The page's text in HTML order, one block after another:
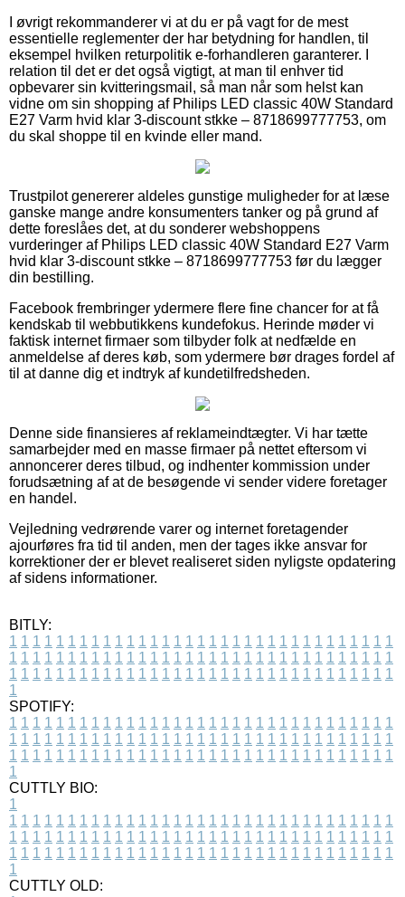
I øvrigt rekommanderer vi at du er på vagt for de mest
essentielle reglementer der har betydning for handlen, til
eksempel hvilken returpolitik e-forhandleren garanterer. I
relation til det er det også vigtigt, at man til enhver tid
opbevarer sin kvitteringsmail, så man når som helst kan
vidne om sin shopping af Philips LED classic 40W Standard
E27 Varm hvid klar 3-discount stkke – 8718699777753, om
du skal shoppe til en kvinde eller mand.
Trustpilot genererer aldeles gunstige muligheder for at læse
ganske mange andre konsumenters tanker og på grund af
dette foreslåes det, at du sonderer webshoppens
vurderinger af Philips LED classic 40W Standard E27 Varm
hvid klar 3-discount stkke – 8718699777753 før du lægger
din bestilling.
Facebook frembringer ydermere flere fine chancer for at få
kendskab til webbutikkens kundefokus. Herinde møder vi
faktisk internet firmaer som tilbyder folk at nedfælde en
anmeldelse af deres køb, som ydermere bør drages fordel af
til at danne dig et indtryk af kundetilfredsheden.
Denne side finansieres af reklameindtægter. Vi har tætte
samarbejder med en masse firmaer på nettet eftersom vi
annoncerer deres tilbud, og indhenter kommission under
forudsætning af at de besøgende vi sender videre foretager
en handel.
Vejledning vedrørende varer og internet foretagender
ajourføres fra tid til anden, men der tages ikke ansvar for
korrektioner der er blevet realiseret siden nyligste opdatering
af sidens informationer.
BITLY:
1 1 1 1 1 1 1 1 1 1 1 1 1 1 1 1 1 1 1 1 1 1 1 1 1 1 1 1 1 1 1 1 1
1 1 1 1 1 1 1 1 1 1 1 1 1 1 1 1 1 1 1 1 1 1 1 1 1 1 1 1 1 1 1 1 1
1 1 1 1 1 1 1 1 1 1 1 1 1 1 1 1 1 1 1 1 1 1 1 1 1 1 1 1 1 1 1 1 1
1
SPOTIFY:
1 1 1 1 1 1 1 1 1 1 1 1 1 1 1 1 1 1 1 1 1 1 1 1 1 1 1 1 1 1 1 1 1
1 1 1 1 1 1 1 1 1 1 1 1 1 1 1 1 1 1 1 1 1 1 1 1 1 1 1 1 1 1 1 1 1
1 1 1 1 1 1 1 1 1 1 1 1 1 1 1 1 1 1 1 1 1 1 1 1 1 1 1 1 1 1 1 1 1
1
CUTTLY BIO:
1
1 1 1 1 1 1 1 1 1 1 1 1 1 1 1 1 1 1 1 1 1 1 1 1 1 1 1 1 1 1 1 1 1
1 1 1 1 1 1 1 1 1 1 1 1 1 1 1 1 1 1 1 1 1 1 1 1 1 1 1 1 1 1 1 1 1
1 1 1 1 1 1 1 1 1 1 1 1 1 1 1 1 1 1 1 1 1 1 1 1 1 1 1 1 1 1 1 1 1
1
CUTTLY OLD: